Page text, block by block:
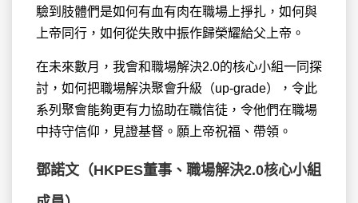
驗到肢體們是如何有血有肉在職場上掙扎，如何與
上帝同行，如何從失敗中振作歸榮耀給父上帝。
在未來數月，我會和職場解決2.0的核心小組一同探
討，如何把職場解決聚會升級（up-grade），令此
系列聚會能夠更有力協助在職信徒，令他們在職場
中持守信仰，見證基督。願上帝祝福、帶領。
鄧諾文（HKPES董事、職場解決2.0核心小組